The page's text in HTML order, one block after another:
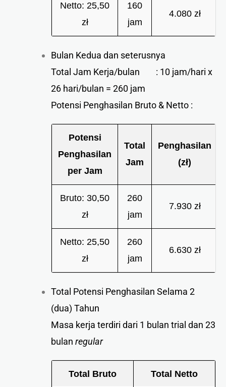
Netto: 25,50
zł
160
jam
4.080 zł
Bulan Kedua dan seterusnya
Total Jam Kerja/bulan : 10 jam/hari x
26 hari/bulan = 260 jam
Potensi Penghasilan Bruto & Netto :
Potensi
Penghasilan
per Jam
Total
Jam
Penghasilan
(zł)
Bruto: 30,50
zł
260
jam
7.930 zł
Netto: 25,50
zł
260
jam
6.630 zł
Total Potensi Penghasilan Selama 2
(dua) Tahun
Masa kerja terdiri dari 1 bulan trial dan 23
bulan regular
Total Bruto Total Netto